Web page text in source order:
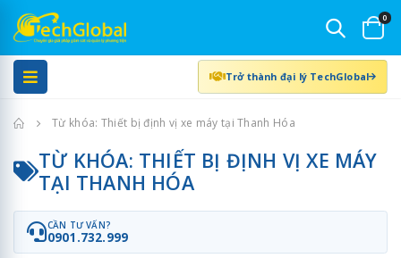
0
Trở thành đại lý TechGlobal
Trang chủTừ khóa: Thiết bị định vị xe máy tại Thanh Hóa
TỪ KHÓA: THIẾT BỊ ĐỊNH VỊ XE MÁY
TẠI THANH HÓA
CẦN TƯ VẤN?
0901.732.999